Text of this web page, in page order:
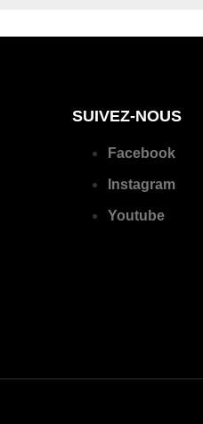
SUIVEZ-NOUS
Facebook
Instagram
Youtube